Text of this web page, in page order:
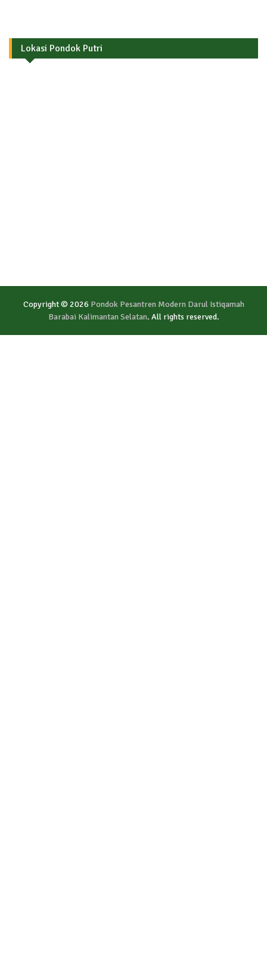
Lokasi Pondok Putri
Copyright © 2026 Pondok Pesantren Modern Darul Istiqamah
Barabai Kalimantan Selatan. All rights reserved.